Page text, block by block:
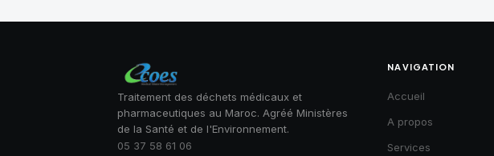
Traitement des déchets médicaux et
pharmaceutiques au Maroc. Agréé Ministères
de la Santé et de l'Environnement.
05 37 58 61 06
NAVIGATION
Accueil
A propos
Services